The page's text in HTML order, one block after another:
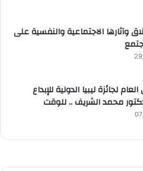
وآثارها الاجتماعية والنفسية على
لجائزة ليبيا الدولية للإبداع
محمد الشريف .. للوقت